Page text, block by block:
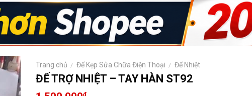
Trang chủ / Đế Kẹp Sửa Chữa Điện Thoại / Đế Nhiệt
ĐẾ TRỢ NHIỆT – TAY HÀN ST92
₫